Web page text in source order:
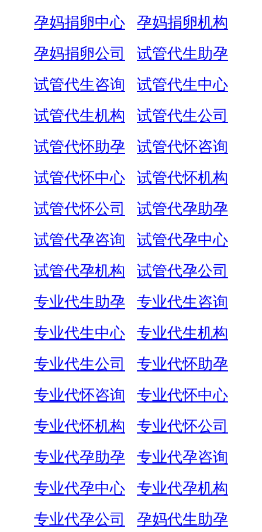
孕妈捐卵中心
孕妈捐卵机构
孕妈捐卵公司
试管代生助孕
试管代生咨询
试管代生中心
试管代生机构
试管代生公司
试管代怀助孕
试管代怀咨询
试管代怀中心
试管代怀机构
试管代怀公司
试管代孕助孕
试管代孕咨询
试管代孕中心
试管代孕机构
试管代孕公司
专业代生助孕
专业代生咨询
专业代生中心
专业代生机构
专业代生公司
专业代怀助孕
专业代怀咨询
专业代怀中心
专业代怀机构
专业代怀公司
专业代孕助孕
专业代孕咨询
专业代孕中心
专业代孕机构
专业代孕公司
孕妈代生助孕